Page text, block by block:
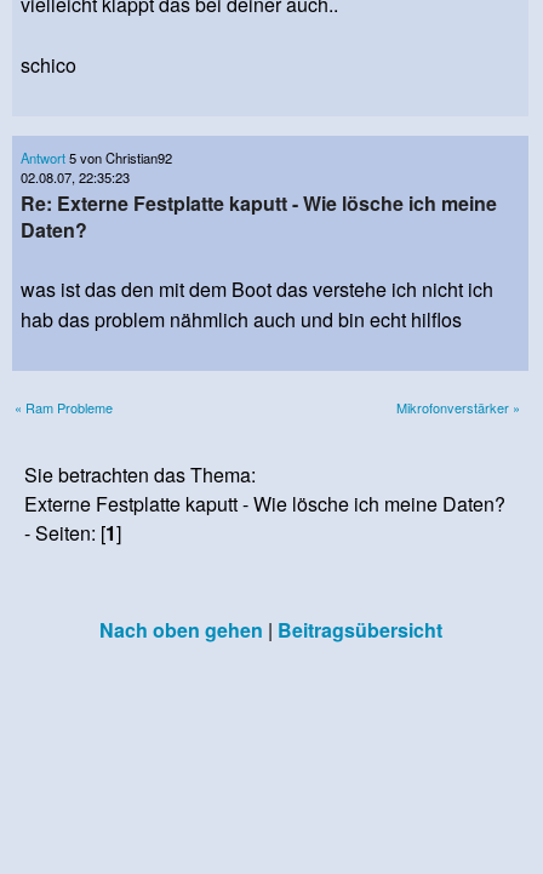
schico
Antwort5 von Christian92
02.08.07, 22:35:23
Re: Externe Festplatte kaputt - Wie lösche ich meine
Daten?
was ist das den mit dem Boot das verstehe ich nicht ich
hab das problem nähmlich auch und bin echt hilflos
« Ram Probleme Mikrofonverstärker »
Sie betrachten das Thema:
Externe Festplatte kaputt - Wie lösche ich meine Daten?
- Seiten: [1]
Nach oben gehen | Beitragsübersicht